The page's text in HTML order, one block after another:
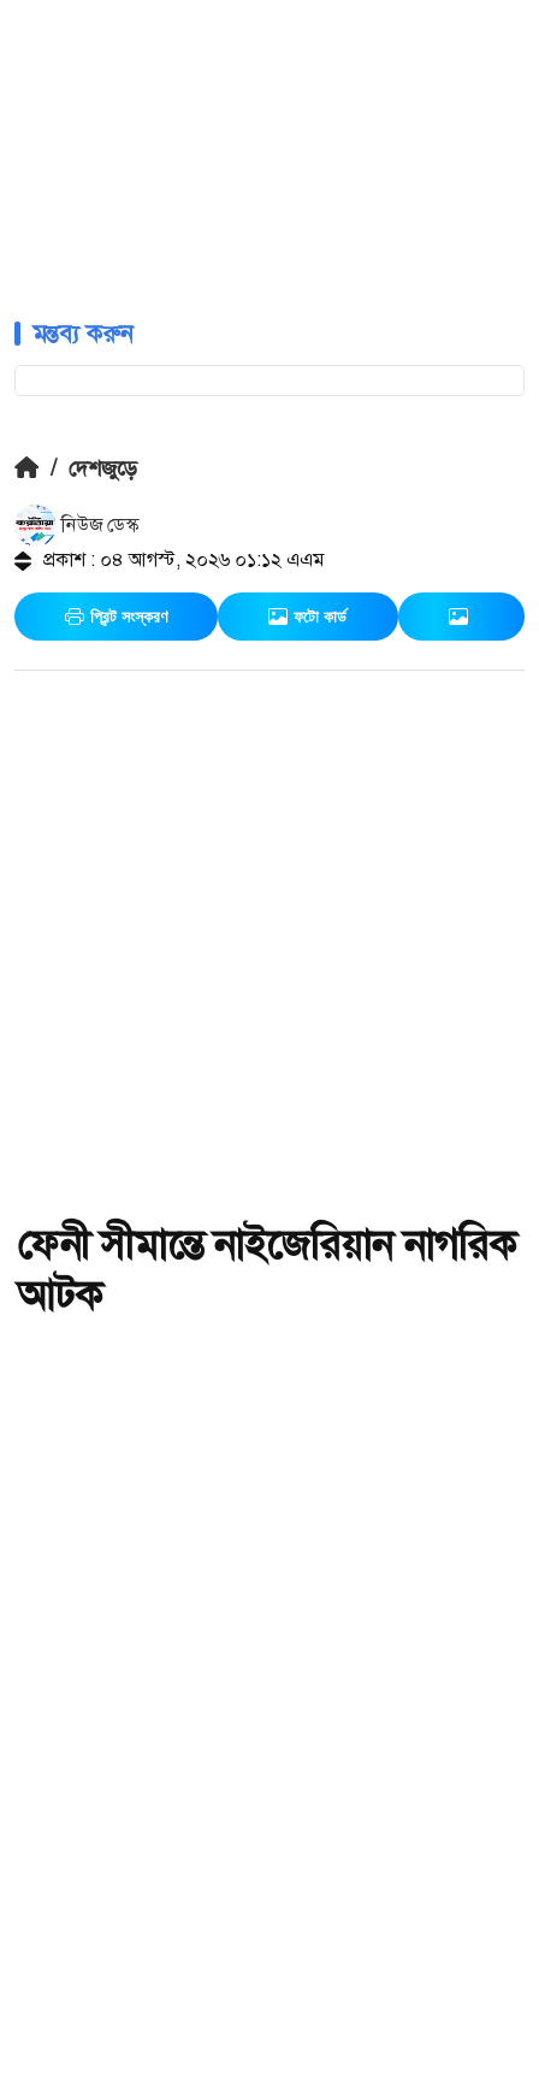
মন্তব্য করুন
/ দেশজুড়ে
নিউজ ডেস্ক
প্রকাশ : ০৪ আগস্ট, ২০২৬ ০১:১২ এএম
প্রিন্ট সংস্করণ ফটো কার্ড
ফেনী সীমান্তে নাইজেরিয়ান নাগরিক
আটক